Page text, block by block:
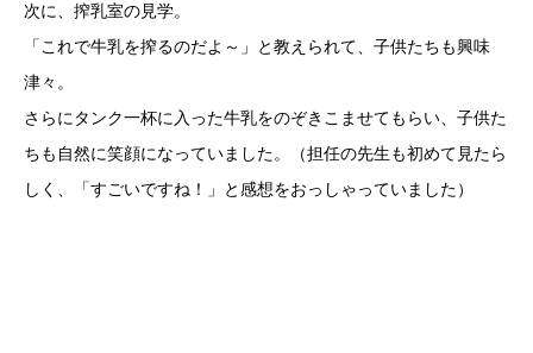
次に、搾乳室の見学。
「これで牛乳を搾るのだよ～」と教えられて、子供たちも興味
津々。
さらにタンク一杯に入った牛乳をのぞきこませてもらい、子供た
ちも自然に笑顔になっていました。（担任の先生も初めて見たら
しく、「すごいですね！」と感想をおっしゃっていました）